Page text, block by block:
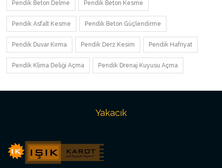
Pendik Beton Delme Pendik Beton Kesme
Pendik Asfalt Kesme Pendik Beton Güçlendirme
Pendik Duvar Kırma Pendik Derz Kesim Pendik Hafriyat
Pendik Klima Deliği Açma Pendik Drenaj Kuyusu Açma
Yakacık